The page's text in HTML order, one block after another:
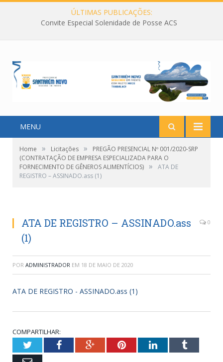
ÚLTIMAS PUBLICAÇÕES:
Convite Especial Solenidade de Posse ACS
MENU
Home » Licitações »
PREGÃO PRESENCIAL Nº 001/2020-SRP
(CONTRATAÇÃO DE EMPRESA ESPECIALIZADA PARA O
FORNECIMENTO DE GÊNEROS ALIMENTÍCIOS) »
ATA DE
REGISTRO – ASSINADO.ass (1)
ATA DE REGISTRO – ASSINADO.ass
(1)
0
POR ADMINISTRADOR EM 18 DE MAIO DE 2020
ATA DE REGISTRO - ASSINADO.ass (1)
COMPARTILHAR:
TwitterFacebookGoogle+PinterestLinkedInTumblr